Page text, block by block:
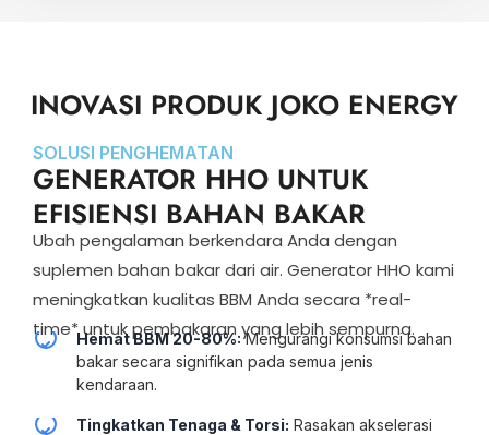
INOVASI PRODUK JOKO ENERGY
SOLUSI PENGHEMATAN
GENERATOR HHO UNTUK
EFISIENSI BAHAN BAKAR
Ubah pengalaman berkendara Anda dengan
suplemen bahan bakar dari air. Generator HHO kami
meningkatkan kualitas BBM Anda secara *real-
time* untuk pembakaran yang lebih sempurna.
Hemat BBM 20-80%:Mengurangi konsumsi bahan
bakar secara signifikan pada semua jenis
kendaraan.
Tingkatkan Tenaga & Torsi: Rasakan akselerasi